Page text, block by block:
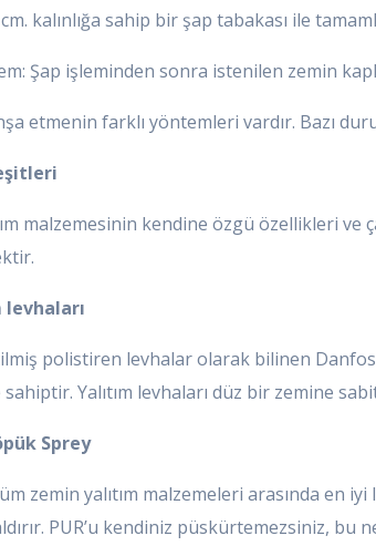
kalınlığa sahip bir şap tabakası ile
Şap işleminden sonra istenilen zemin
etmenin farklı yöntemleri vardır. Bazı
malzemesinin kendine özgü özellikleri ve
levhaları
polistiren levhalar olarak bilinen
Yalıtım levhaları düz bir zemine
Sprey
zemin yalıtım malzemeleri arasında en
PUR’u kendiniz püskürtemezsiniz,